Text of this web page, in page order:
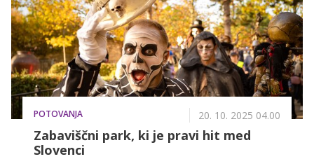
POTOVANJA 20. 10. 2025 04.00
Zabaviščni park, ki je pravi hit med
Slovenci